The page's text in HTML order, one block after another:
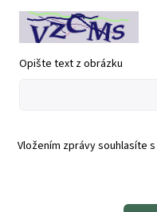
Opište text z obrázku
Vložením zprávy souhlasíte s